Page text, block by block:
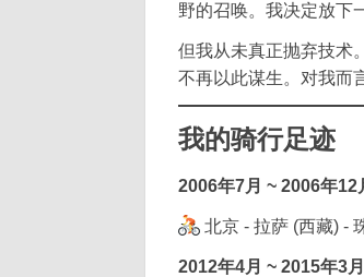
野的召唤。我决定放下
但我从未真正抛弃技术
不再以此谋生。对我而
我的骑行足迹
2006年7月 ~ 2006年12
北京 - 拉萨 (西藏) -
2012年4月 ~ 2015年3月